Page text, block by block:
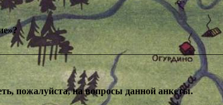
пожалуйста, на вопросы данной анкеты.